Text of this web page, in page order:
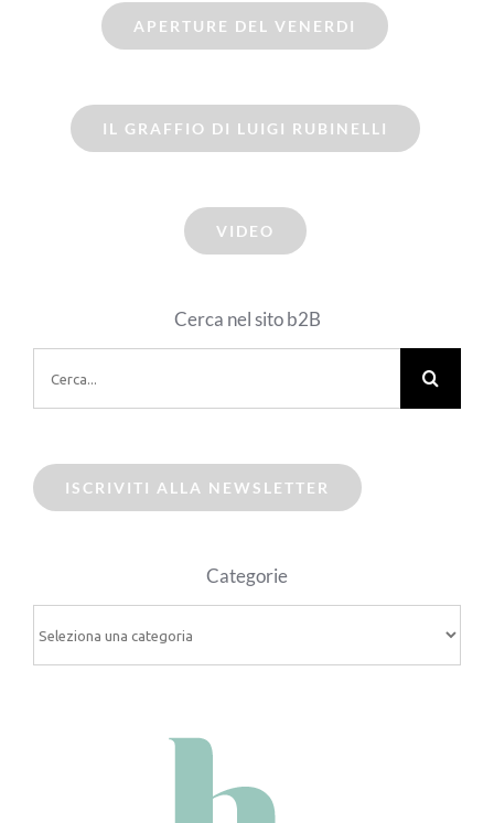
APERTURE DEL VENERDI
IL GRAFFIO DI LUIGI RUBINELLI
VIDEO
Cerca nel sito b2B
per:
ISCRIVITI ALLA NEWSLETTER
Categorie